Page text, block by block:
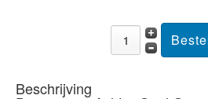
Beschrijving